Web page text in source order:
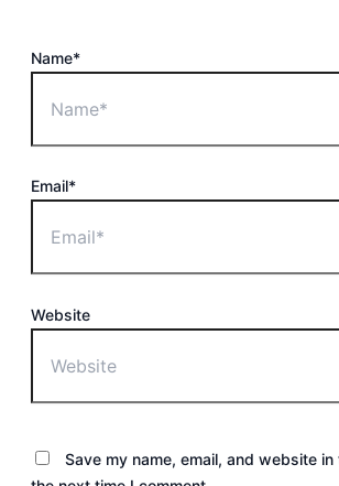
Name*
Email*
Website
Save my name, email, and website